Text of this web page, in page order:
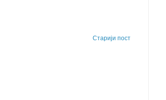
Старији пост